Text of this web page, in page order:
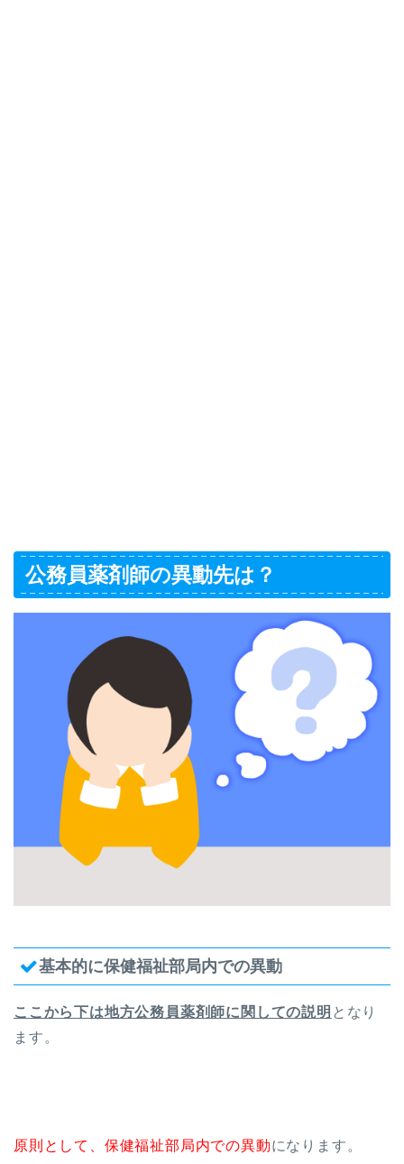
公務員薬剤師の異動先は？
基本的に保健福祉部局内での異動
ここから下は地方公務員薬剤師に関しての説明 となり
ます。
原則として、保健福祉部局内での異動になります。